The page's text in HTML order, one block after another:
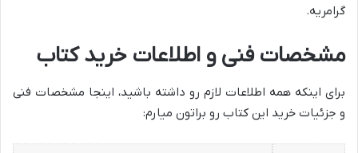
گرامریه.
مشخصات فنی و اطلاعات خرید کتاب
برای اینکه همه اطلاعات لازم رو داشته باشید، اینجا مشخصات فنی
و جزئیات خرید این کتاب رو براتون میارم: